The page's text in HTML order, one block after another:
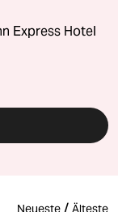
Express Hotel
Neueste Älteste